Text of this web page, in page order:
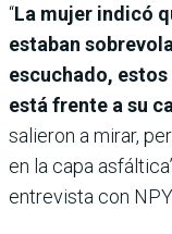
“La mujer indicó
estaban
escuchado,
está frente a su
salieron a mirar,
en la capa
entrevista con NPY.